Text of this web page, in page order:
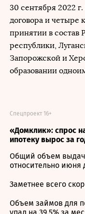
30 сентября 2022
договора и четыре
принятии в состав
республики,
Запорожской и
образовании
«Домклик»: спрос
ипотеку вырос за
Спецпроект 16+
Общий объем выдач
относительно июня
Заметнее всего
Объем займов для